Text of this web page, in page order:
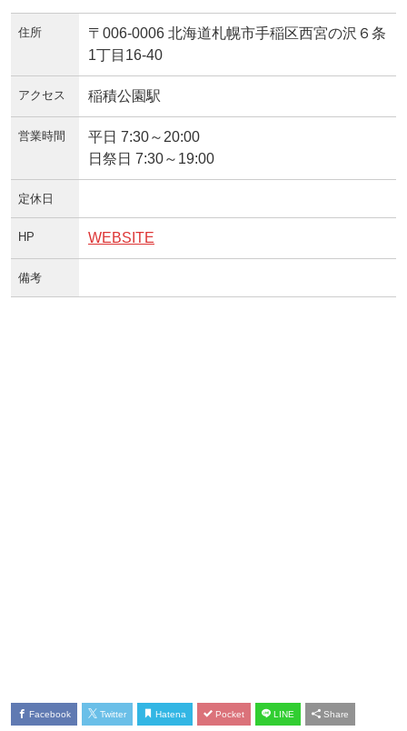
住所
〒006-0006 北海道札幌市手稲区西宮の沢６条
1丁目16-40
アクセス 稲積公園駅
営業時間
平日 7:30～20:00
日祭日 7:30～19:00
定休日
HP WEBSITE
備考
Facebook Twitter Hatena Pocket LINE Share